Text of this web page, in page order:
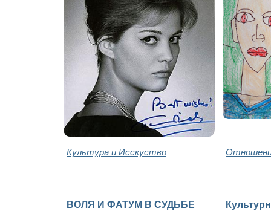
Культура и Исскуство
ВОЛЯ И ФАТУМ В СУДЬБЕ